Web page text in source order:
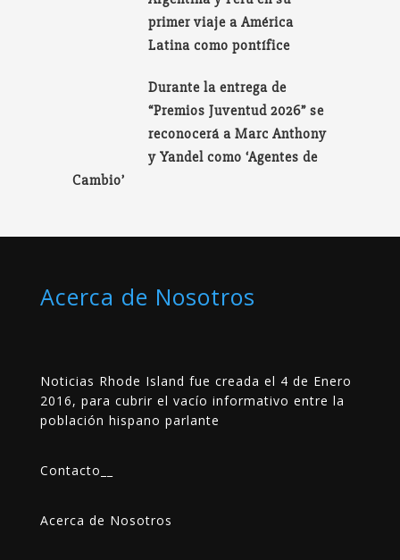
primer viaje a América
Latina como pontífice
Durante la entrega de
“Premios Juventud 2026” se
reconocerá a Marc Anthony
y Yandel como ‘Agentes de
Cambio’
Acerca de Nosotros
Noticias Rhode Island fue creada el 4 de Enero
2016, para cubrir el vacío informativo entre la
población hispano parlante
Contacto
Acerca de Nosotros